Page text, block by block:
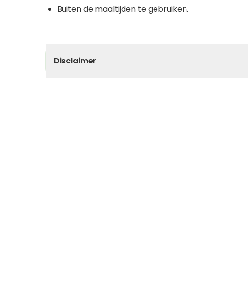
Buiten de maaltijden te gebruiken.
Disclaimer